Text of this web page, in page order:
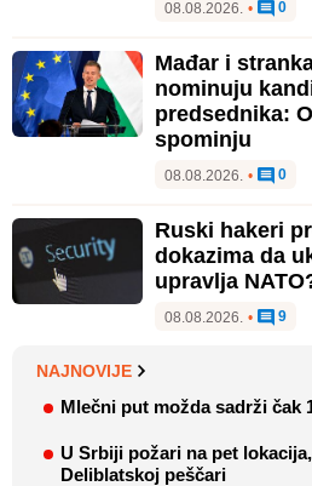
08.08.2026. • 0
Mađar i
nominuju
predsednika:
spominju
08.08.2026. • 0
Ruski hakeri
dokazima da
upravlja
08.08.2026. • 9
NAJNOVIJE
Mlečni put možda sadrži čak
U Srbiji požari na pet
Deliblatskoj peščari